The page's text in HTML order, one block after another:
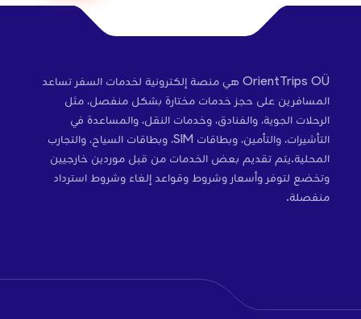
OrientTrips OÜ هي منصة إلكترونية لخدمات السفر تساعد
المسافرين على حجز خدمات مختارة بشكل منفصل، مثل
الرحلات الجوية، والفنادق، وخدمات النقل، والمساعدة في
التأشيرات، والتأمين، وبطاقات SIM، وبطاقات السياح، والتجارب
المحلية.يتم تقديم بعض الخدمات من قبل موردين خارجيين
وتخضع لتوفر وأسعار وشروط وقواعد إلغاء وشروط استرداد
منفصلة.